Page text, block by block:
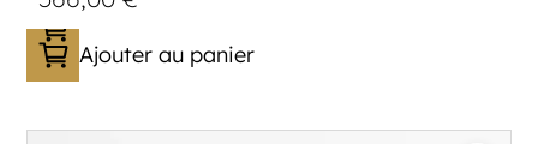
Ajouter au panier